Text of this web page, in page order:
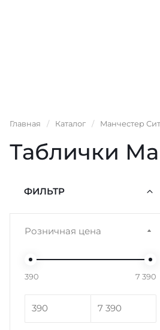
Главная / Каталог / Манчестер
Таблички
ФИЛЬТР
Розничная цена
390 7 390